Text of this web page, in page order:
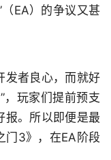
EA）的争议又甚
发者良心，而就好
，玩家们提前预支
报。所以即便是最
门3》，在EA阶段